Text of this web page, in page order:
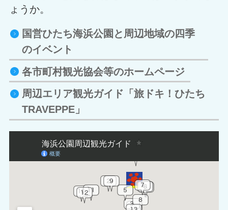
ょうか。
国営ひたち海浜公園と周辺地域の四季
のイベント
各市町村観光協会等のホームページ
周辺エリア観光ガイド「旅ドキ！ひたち
TRAVEPPE」